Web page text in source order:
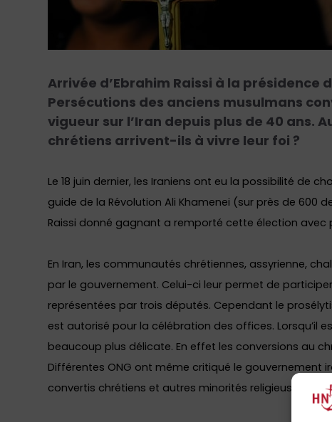
Arrivée d’Ebrahim Raissi à la présidence
Persécutions des anciens musulmans
vigueur sur l’Iran depuis plus de 40 ans.
chrétiens arrivent-ils à vivre leur foi ?
Le 18 juin dernier, les Iraniens ont eu la possibilité de
guide de la Révolution Ali Khamenei (sur près de 600
Raissi donné gagnant a remporté cette élection avec
En Iran, les communautés chrétiennes, assyrienne,
par le gouvernement. Celui-ci leur permet de
représentées par trois députés. Cependant le
est autorisé pour la célébration des offices. Lorsqu’il
beaucoup plus délicate. En effet les conversions au
Différentes ONG ont même critiqué le gouvernement
convertis chrétiens et autres minorités religieuses.